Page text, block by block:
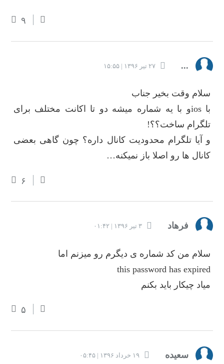
۹
... ۲۷ تیر ۱۳۹۶ | ۱۵:۵۵
سلام وقت بخیر جناب
با iosو با یه شماره میشه دو تا اکانت مختلف برای
تلگرام ساخت؟؟!
و آیا تلگرام محدودیت کانال داره؟ چون گاهی بعضی
کانال ها رو اصلا باز نمیکنه…
۶
فرهاد ۳ تیر ۱۳۹۶ | ۰۱:۴۲
سلام من کد شماره ی دیگرم رو میزنم اما
this password has expired
میاد چیکار باید بکنم
۵
سعیده ۱۹ خرداد ۱۳۹۶ | ۰۵:۴۵